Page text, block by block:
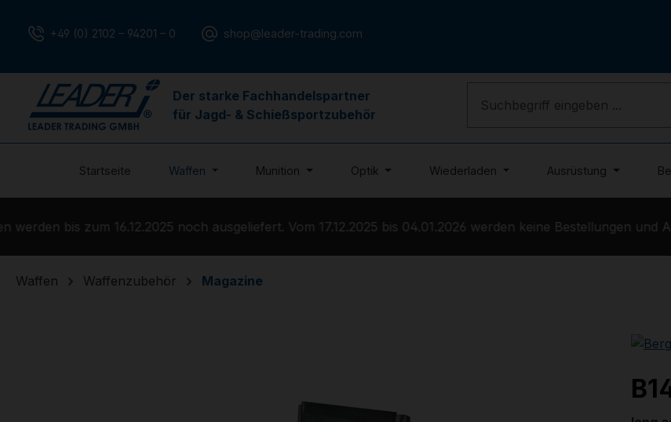
+49 (0) 2102 – 94201 – 0 shop@leader-trading.com
Der starke Fachhandelspartner
für Jagd- & Schießsportzubehör
Startseite Waffen Munition Optik Wiederladen Ausrüstung
bis zum 16.12.2025 noch ausgeliefert. Vom 17.12.2025 bis 04.01.2026 werden keine Bestellungen
Waffen Waffenzubehör Magazine